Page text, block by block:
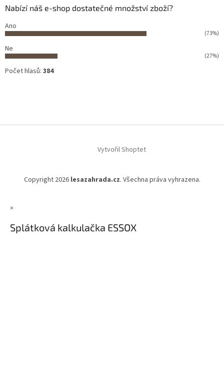
Nabízí náš e-shop dostatečné množství zboží?
Ano
(73%)
Ne
(27%)
Počet hlasů: 384
Vytvořil Shoptet
Copyright 2026 lesazahrada.cz. Všechna práva vyhrazena.
×
Splátková kalkulačka ESSOX